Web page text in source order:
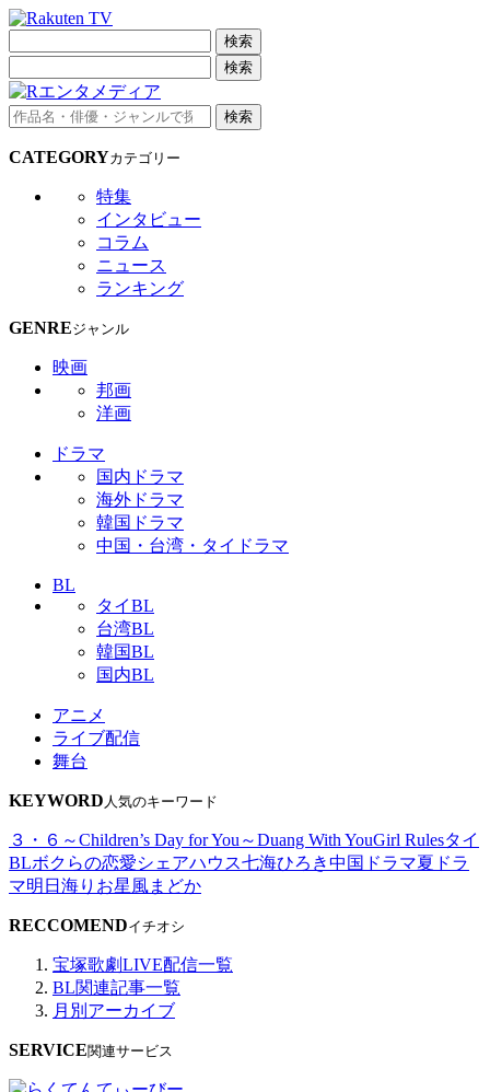
検索
検索
検索
CATEGORYカテゴリー
特集
インタビュー
コラム
ニュース
ランキング
GENREジャンル
映画
邦画
洋画
ドラマ
国内ドラマ
海外ドラマ
韓国ドラマ
中国・台湾・タイドラマ
BL
タイBL
台湾BL
韓国BL
国内BL
アニメ
ライブ配信
舞台
KEYWORD 人気のキーワード
３・６～Children’s Day for You～Duang With YouGirl Rulesタイ
BLボクらの恋愛シェアハウス七海ひろき中国ドラマ夏ドラ
マ明日海りお星風まどか
RECCOMENDイチオシ
宝塚歌劇LIVE配信一覧
BL関連記事一覧
月別アーカイブ
SERVICE関連サービス